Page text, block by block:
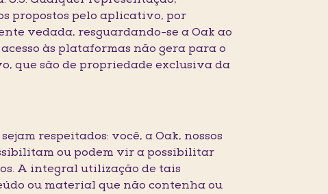
propostos pelo aplicativo, por
vedada, resguardando-se a Oak ao
às plataformas não gera para o
que são de propriedade exclusiva da
respeitados: você, a Oak, nossos
ou podem vir a possibilitar
A integral utilização de tais
ou material que não contenha ou